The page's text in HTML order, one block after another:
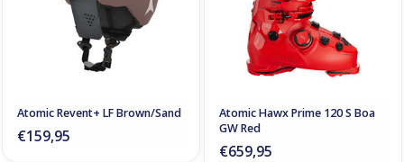
Atomic Revent+ LF Brown/Sand
€159,95
Atomic Hawx Prime 120 S Boa
GW Red
€659,95